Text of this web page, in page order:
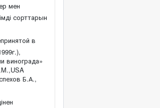
мен
сорттарын
в
винограда»
Б.А.,